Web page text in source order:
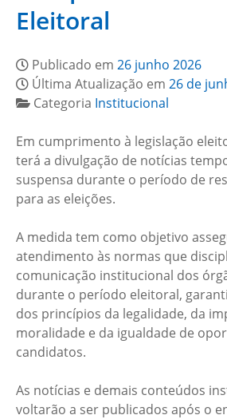
Eleitoral
Publicado em 26 junho 2026
Última Atualização em 26 de
Categoria Institucional
Em cumprimento à legislação
terá a divulgação de notícias
suspensa durante o período de
para as eleições.
A medida tem como objetivo
atendimento às normas que
comunicação institucional dos
durante o período eleitoral,
dos princípios da legalidade, da
moralidade e da igualdade de
candidatos.
As notícias e demais conteúdos
voltarão a ser publicados após o